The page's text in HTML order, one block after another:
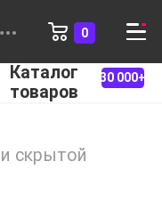
0
Каталог
товаров
30 000+
скрытой